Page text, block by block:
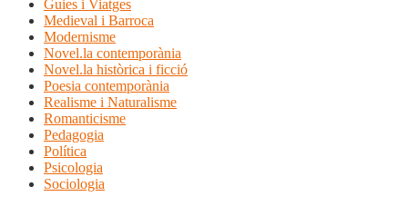
Guies i Viatges
Medieval i Barroca
Modernisme
Novel.la contemporània
Novel.la històrica i ficció
Poesia contemporània
Realisme i Naturalisme
Romanticisme
Pedagogia
Política
Psicologia
Sociologia